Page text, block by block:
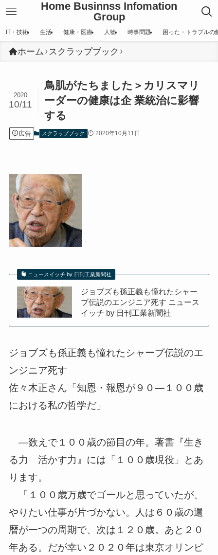
Home Businnss Infomation
Group
IT・技術 生活 健康・医療 人物 時事問題 困った・トラブルの
ホーム スクラップブック
鳥肌がたちました＞カリスマリ
ーダーの健康は企 業統治に影響
する
2020
10/11
広告 スクラップブック 2020年10月11日
ニュースイッチ by 日刊工業新聞社
ジョブズも孫正義も憧れたシャー
プ伝説のエンジニア死す ニュース
イッチ by 日刊工業新聞社
ジョブズも孫正義も憧れたシャープ伝説のエ
ンジニア死す
佐々木正さん「知恩・報恩が９０―１００歳
における私の哲学だ」
―数えで１００歳の節目の年。著書『生き
る力 活かす力』には「１００歳現役」とあ
ります。
「１００歳万歳でゴールと思っていたが、
やりたい仕事が片づかない。人は６０歳の還
暦が一つの周期で、次は１２０歳。あと２０
年ある。だが幸い２０２０年は東京オリンピ